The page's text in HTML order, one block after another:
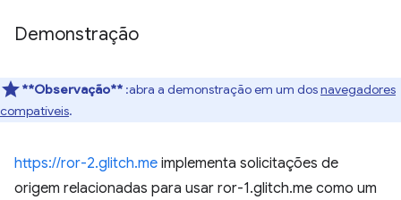
Demonstração
**Observação** :abra a demonstração em um dosnavegadores
compatíveis.
https://ror-2.glitch.me implementa solicitações de
origem relacionadas para usar ror-1.glitch.me como um